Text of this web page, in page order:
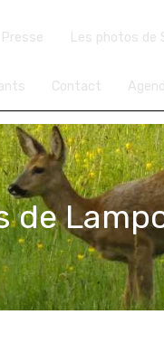
Presse Les photos de
Contact
de